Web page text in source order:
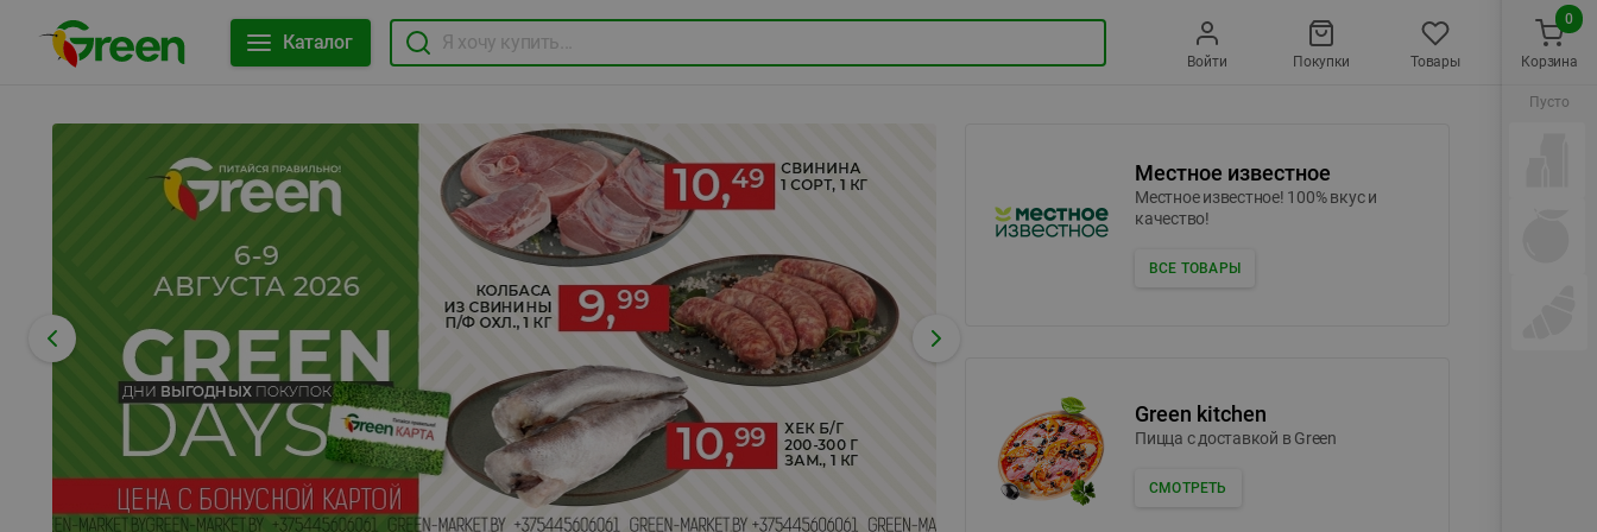
Каталог
Войти Покупки Товары
Местное известное
Местное известное! 100% вкус и
качество!
ВСЕ ТОВАРЫ
Green kitchen
Пицца c доставкой в Green
СМОТРЕТЬ
Корзина
0
Пусто